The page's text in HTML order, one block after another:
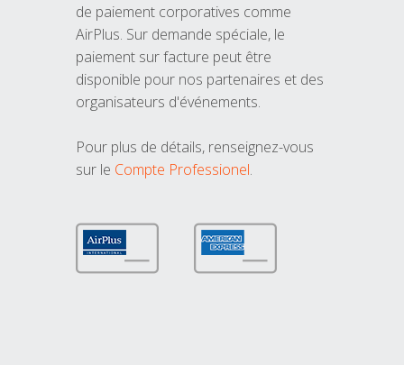
de paiement corporatives comme
AirPlus. Sur demande spéciale, le
paiement sur facture peut être
disponible pour nos partenaires et des
organisateurs d'événements.
Pour plus de détails, renseignez-vous
sur le Compte Professionel.